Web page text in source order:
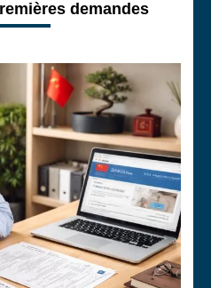
demandes